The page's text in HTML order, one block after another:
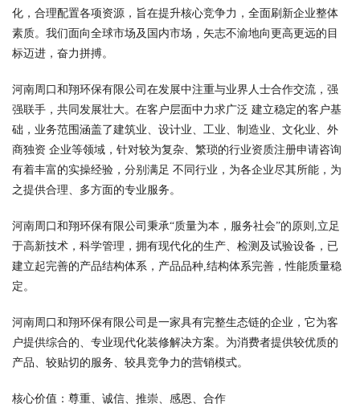
化，合理配置各项资源，旨在提升核心竞争力，全面刷新企业整体
素质。我们面向全球市场及国内市场，矢志不渝地向更高更远的目
标迈进，奋力拼搏。
河南周口和翔环保有限公司在发展中注重与业界人士合作交流，强
强联手，共同发展壮大。在客户层面中力求广泛 建立稳定的客户基
础，业务范围涵盖了建筑业、设计业、工业、制造业、文化业、外
商独资 企业等领域，针对较为复杂、繁琐的行业资质注册申请咨询
有着丰富的实操经验，分别满足 不同行业，为各企业尽其所能，为
之提供合理、多方面的专业服务。
河南周口和翔环保有限公司秉承“质量为本，服务社会”的原则,立足
于高新技术，科学管理，拥有现代化的生产、检测及试验设备，已
建立起完善的产品结构体系，产品品种,结构体系完善，性能质量稳
定。
河南周口和翔环保有限公司是一家具有完整生态链的企业，它为客
户提供综合的、专业现代化装修解决方案。为消费者提供较优质的
产品、较贴切的服务、较具竞争力的营销模式。
核心价值：尊重、诚信、推崇、感恩、合作